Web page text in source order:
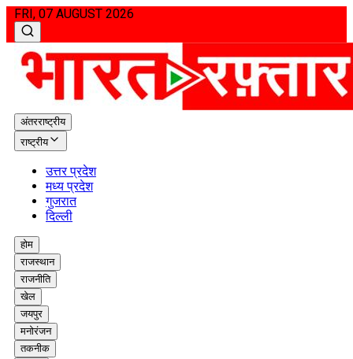
FRI, 07 AUGUST 2026
अंतरराष्ट्रीय
राष्ट्रीय
उत्तर प्रदेश
मध्य प्रदेश
गुजरात
दिल्ली
होम
राजस्थान
राजनीति
खेल
जयपुर
मनोरंजन
तकनीक